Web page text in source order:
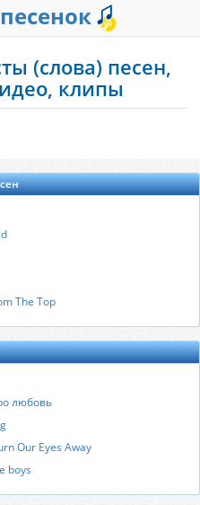
(слова) песен,
клипы
The Top
любовь
Our Eyes Away
boys